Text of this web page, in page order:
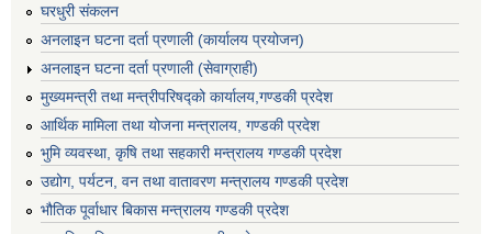
घरधुरी संकलन
अनलाइन घटना दर्ता प्रणाली (कार्यालय प्रयोजन)
अनलाइन घटना दर्ता प्रणाली (सेवाग्राही)
मुख्यमन्त्री तथा मन्त्रीपरिषद्को कार्यालय,गण्डकी प्रदेश
आर्थिक मामिला तथा योजना मन्त्रालय, गण्डकी प्रदेश
भुमि व्यवस्था, कृषि तथा सहकारी मन्त्रालय गण्डकी प्रदेश
उद्योग, पर्यटन, वन तथा वातावरण मन्त्रालय गण्डकी प्रदेश
भौतिक पूर्वाधार बिकास मन्त्रालय गण्डकी प्रदेश